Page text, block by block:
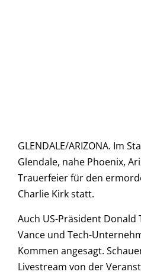
GLENDALE/ARIZONA. Im
Glendale, nahe Phoenix,
Trauerfeier für den
Charlie Kirk statt.
Auch US-Präsident Donald
Vance und Tech-
Kommen angesagt.
Livestream von der